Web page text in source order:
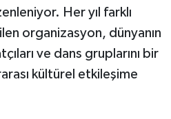
Her yıl farklı
organizasyon, dünyanın
ve dans gruplarını bir
kültürel etkileşime